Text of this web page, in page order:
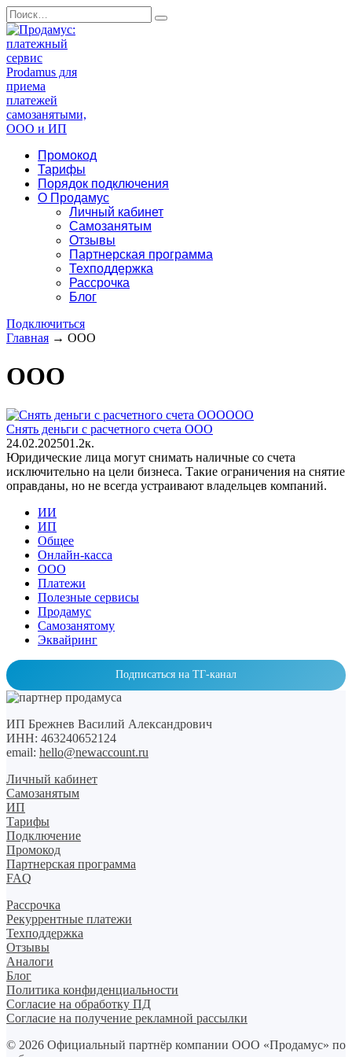
Перейти
к
содержанию
Search
for:
Промокод
Тарифы
Порядок подключения
О Продамус
Личный кабинет
Самозанятым
Отзывы
Партнерская программа
Техподдержка
Рассрочка
Блог
Подключиться
Главная → ООО
ООО
ООО
Снять деньги с расчетного счета ООО
24.02.202501.2к.
Юридические лица могут снимать наличные со счета
исключительно на цели бизнеса. Такие ограничения на снятие
оправданы, но не всегда устраивают владельцев компаний.
ИИ
ИП
Общее
Онлайн-касса
ООО
Платежи
Полезные сервисы
Продамус
Самозанятому
Эквайринг
Подписаться на ТГ-канал
ИП Брежнев Василий Александрович
ИНН: 463240652124
email: hello@newaccount.ru
Личный кабинет
Самозанятым
ИП
Тарифы
Подключение
Промокод
Партнерская программа
FAQ
Рассрочка
Рекуррентные платежи
Техподдержка
Отзывы
Аналоги
Блог
Политика конфиденциальности
Согласие на обработку ПД
Согласие на получение рекламной рассылки
©️ 2026 Официальный партнёр компании ООО «Продамус» по